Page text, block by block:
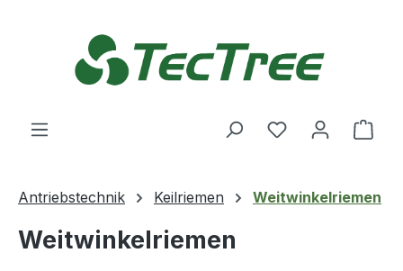
Du hast 0
Antriebstechnik Keilriemen Weitwinkelriemen
Weitwinkelriemen